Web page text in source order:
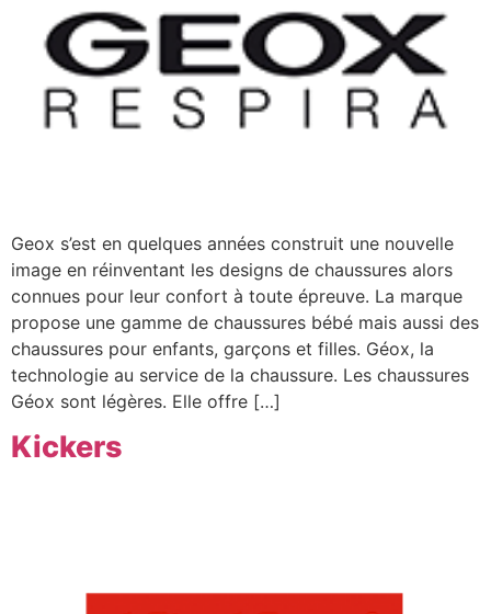
Geox s’est en quelques années construit une nouvelle
image en réinventant les designs de chaussures alors
connues pour leur confort à toute épreuve. La marque
propose une gamme de chaussures bébé mais aussi des
chaussures pour enfants, garçons et filles. Géox, la
technologie au service de la chaussure. Les chaussures
Géox sont légères. Elle offre […]
Kickers